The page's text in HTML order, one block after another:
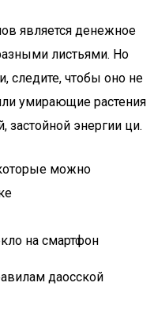
является денежное
листьями. Но
следите, чтобы оно не
умирающие растения
застойной энергии ци.
можно
на смартфон
даосской